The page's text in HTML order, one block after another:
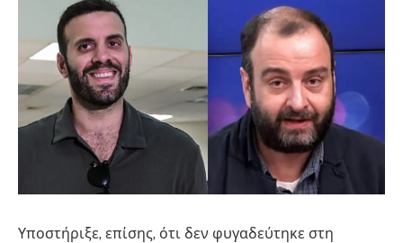
Υποστήριξε, επίσης, ότι δεν φυγαδεύτηκε στη